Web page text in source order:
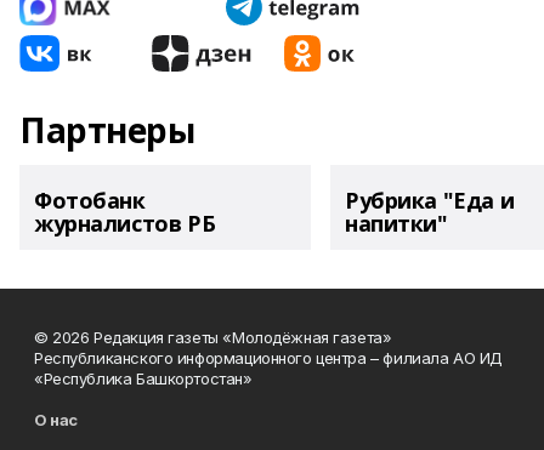
Партнеры
Фотобанк
журналистов РБ
Рубрика "Еда и
напитки"
© 2026 Редакция газеты «Молодёжная газета»
Республиканского информационного центра – филиала АО ИД
«Республика Башкортостан»
О нас